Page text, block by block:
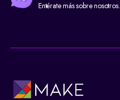
Entérate más sobre nosotros.